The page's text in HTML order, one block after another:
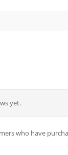
yet.
who have